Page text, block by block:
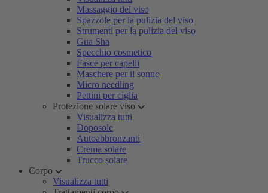
Massaggio del viso
Spazzole per la pulizia del viso
Strumenti per la pulizia del viso
Gua Sha
Specchio cosmetico
Fasce per capelli
Maschere per il sonno
Micro needling
Pettini per ciglia
Protezione solare viso
Visualizza tutti
Doposole
Autoabbronzanti
Crema solare
Trucco solare
Corpo
Visualizza tutti